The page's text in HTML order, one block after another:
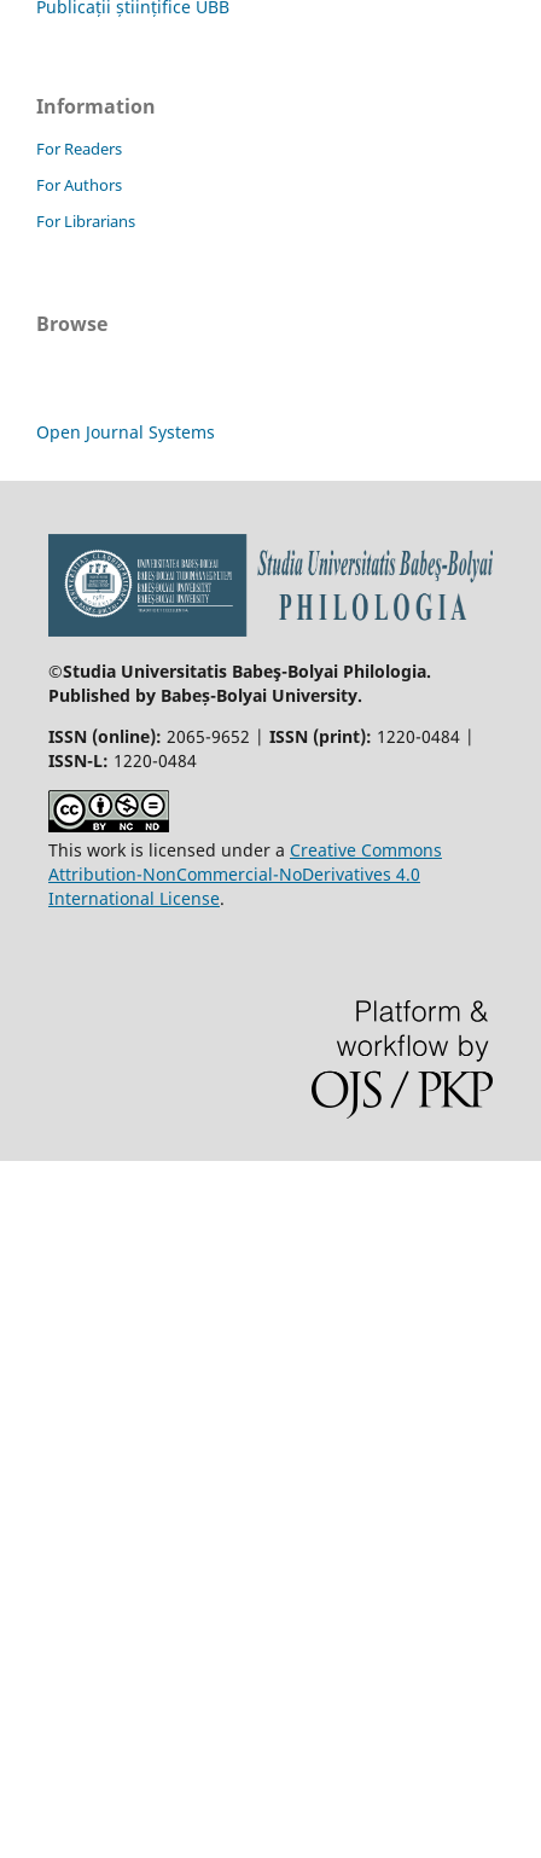
Publicații științifice UBB
Information
For Readers
For Authors
For Librarians
Browse
Open Journal Systems
©Studia Universitatis Babeş-Bolyai Philologia.
Published by Babeș-Bolyai University.
ISSN (online): 2065-9652 | ISSN (print): 1220-0484 |
ISSN-L: 1220-0484
This work is licensed under a Creative Commons
Attribution-NonCommercial-NoDerivatives 4.0
International License.